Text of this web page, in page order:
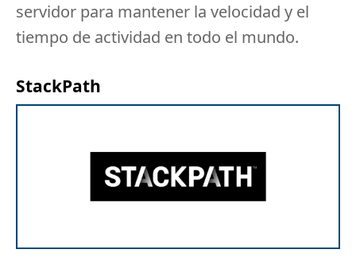
servidor para mantener la velocidad y el
tiempo de actividad en todo el mundo.
StackPath